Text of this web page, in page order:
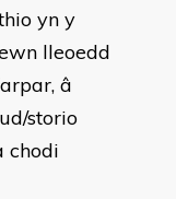
yn y
lleoedd
â
storio
chodi